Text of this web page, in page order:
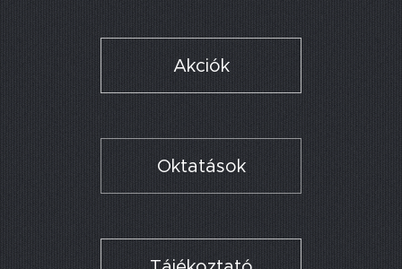
Akciók
Oktatások